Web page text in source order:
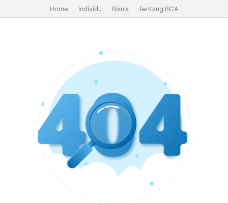
Home Individu Bisnis Tentang BCA